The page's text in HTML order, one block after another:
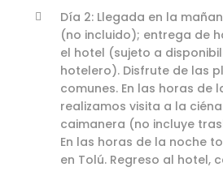
Día 2: Llegada en la
(no incluido); entrega de
el hotel (sujeto a
hotelero). Disfrute de las
comunes. En las horas de
realizamos visita a la
caimanera (no incluye
En las horas de la noche
en Tolú. Regreso al hotel,